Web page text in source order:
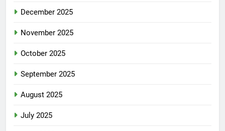
December 2025
November 2025
October 2025
September 2025
August 2025
July 2025